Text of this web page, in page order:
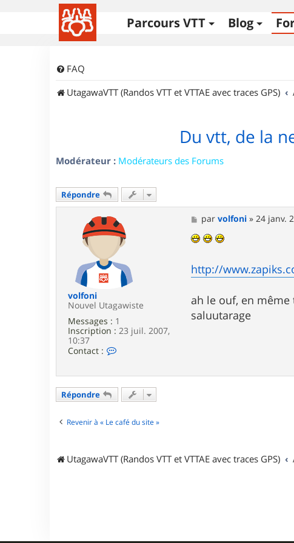
Parcours VTT Blog
FAQ
UtagawaVTT (Randos VTT et VTTAE avec traces GPS)
Du vtt, de la
Modérateur : Modérateurs des Forums
Répondre
volfoni
Nouvel Utagawiste
Messages : 1
Inscription : 23 juil. 2007,
10:37
Contact :
t
a
r
l
M
e
s
g
e
parvolfoni »24 janv.
http://
ah le ouf, en
saluutarage
Répondre
Revenir à « Le café du site »
UtagawaVTT (Randos VTT et VTTAE avec traces GPS)